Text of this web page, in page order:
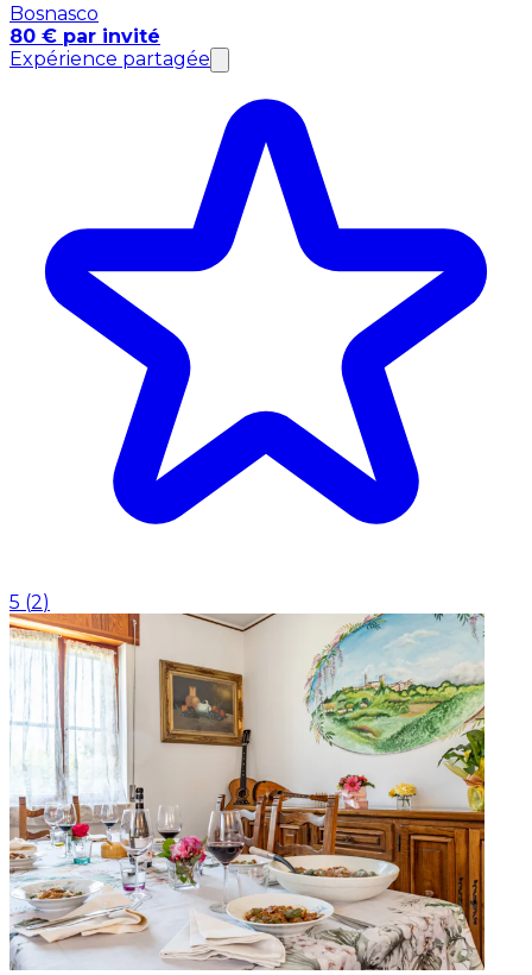
Bosnasco
80 € par invité
Expérience partagée
5 (2)